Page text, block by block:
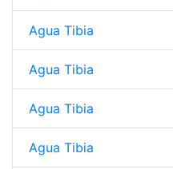
Agua Tibia
Agua Tibia
Agua Tibia
Agua Tibia